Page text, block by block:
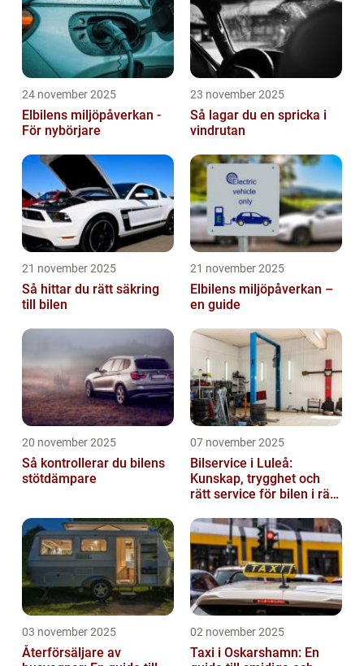
24 november 2025
Elbilens miljöpåverkan -
För nybörjare
23 november 2025
Så lagar du en spricka i
vindrutan
21 november 2025
Så hittar du rätt säkring
till bilen
21 november 2025
Elbilens miljöpåverkan –
en guide
20 november 2025
Så kontrollerar du bilens
stötdämpare
07 november 2025
Bilservice i Luleå:
Kunskap, trygghet och
rätt service för bilen i rätt
03 november 2025
Återförsäljare av
02 november 2025
Taxi i Oskarshamn: En